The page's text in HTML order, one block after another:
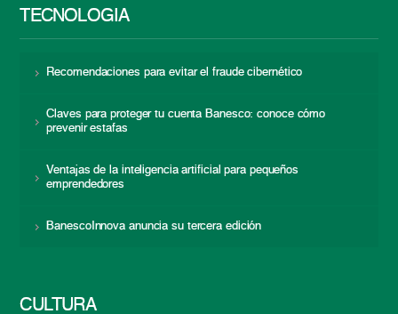
TECNOLOGÍA
Recomendaciones para evitar el fraude cibernético
Claves para proteger tu cuenta Banesco: conoce cómo
prevenir estafas
Ventajas de la inteligencia artificial para pequeños
emprendedores
BanescoInnova anuncia su tercera edición
CULTURA